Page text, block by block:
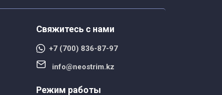
Свяжитесь с нами
+7 (700) 836-87-97
info@neostrim.kz
Режим работы